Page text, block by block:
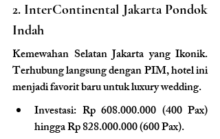
2. InterContinental Jakarta Pondok
Indah
Terhubung langsung dengan PIM, hotel ini
menjadi favorit baru untuk luxury wedding.
Investasi: Rp 608.000.000 (400 Pax)
hingga Rp 828.000.000 (600 Pax).